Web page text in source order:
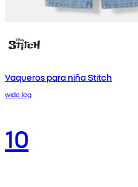
Vaqueros para niña Stitch
wide leg
10